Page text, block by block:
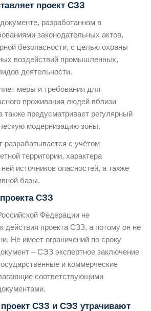
проект СЗЗ
разработанном в
законодательных актов,
безопасности, с целью охраны
воздействий промышленных,
деятельности.
меры и требования для
проживания людей вблизи
также предусматривает регулярный
модернизацию зоны.
разрабатывается с учётом
территории, характера
источников опасностей, а также
базы.
СЗЗ
Федерации не
действия проекта СЗЗ, а потому он не
Не имеет ограничений по сроку
– СЭЗ экспертное заключение
и коммерческие
соответствующими
проект СЗЗ и СЭЗ утрачивают